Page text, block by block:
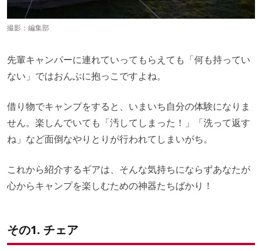
撮影：編集部
先輩キャンパーに連れていってもらえても「何も持ってい
ない」ではおんぶに抱っこですよね。
借り物でキャンプをすると、いまいち自分の体験になりま
せん。楽しんでいても「汚してしまった！」「洗って返す
ね」など面倒なやりとりが行われてしまいがち。
これから紹介するギアは、そんな気持ちにならずあなたが
心からキャンプを楽しむための神器たちばかり！
その1. チェア